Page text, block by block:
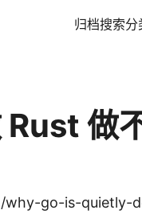
归档搜索分
Rust 做
why-go-is-